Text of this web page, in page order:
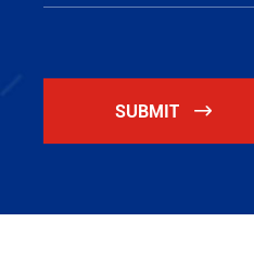
SUBMIT 